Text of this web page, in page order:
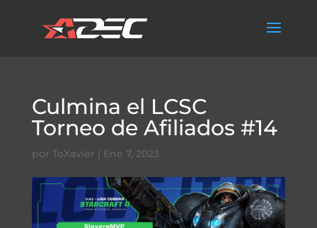
Culmina el LCSC
Torneo de Afiliados #14
por ToXavier | Ene 7, 2023